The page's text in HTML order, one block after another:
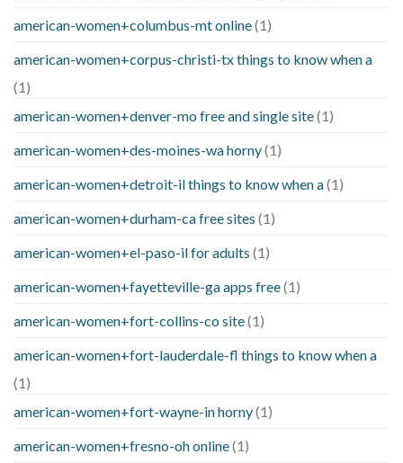
american-women+columbus-mt online(1)
american-women+corpus-christi-tx things to know when a
(1)
american-women+denver-mo free and single site(1)
american-women+des-moines-wa horny(1)
american-women+detroit-il things to know when a(1)
american-women+durham-ca free sites (1)
american-women+el-paso-il for adults (1)
american-women+fayetteville-ga apps free(1)
american-women+fort-collins-co site(1)
american-women+fort-lauderdale-fl things to know when a
(1)
american-women+fort-wayne-in horny(1)
american-women+fresno-oh online(1)